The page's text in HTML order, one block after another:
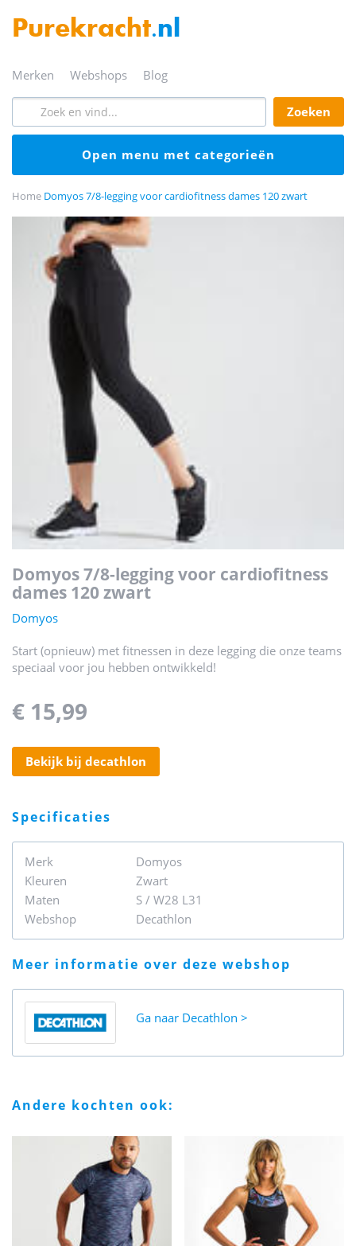
Purekracht.nl
merken webshops blog
zoeken
open menu met categorieën
Home Domyos 7/8-legging voor cardiofitness dames 120 zwart
domyos 7/8-legging voor cardiofitness
dames 120 zwart
Domyos
Start (opnieuw) met fitnessen in deze legging die onze teams
speciaal voor jou hebben ontwikkeld!
€ 15,99
bekijk bij decathlon
specificaties
Merk
Domyos
Kleuren
Zwart
Maten
S / W28 L31
Webshop
Decathlon
meer informatie over deze webshop
Ga naar Decathlon
andere kochten ook: